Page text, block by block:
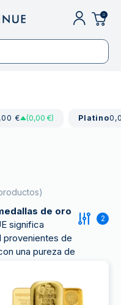
0
€ (0,00 €) Platino
de oro
significa
provenientes de
una pureza de
pureza y
lo que
excelente
2